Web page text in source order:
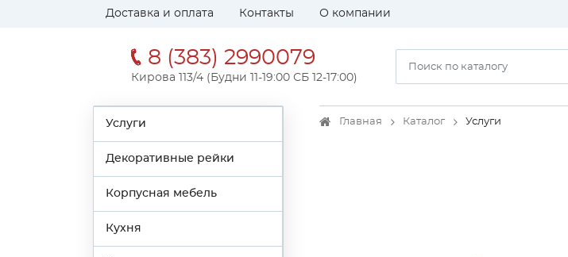
Доставка и оплата Контакты О компании
8 (383) 2990079
Кирова 113/4 (Будни 11-19:00 СБ 12-17:00)
Услуги
Декоративные рейки
Корпусная мебель
Кухня
Главная Каталог Услуги